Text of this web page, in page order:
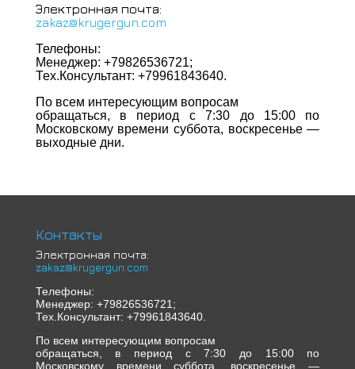
Электронная почта:
zakaz@krugergun.com
Телефоны:
Менеджер: +79826536721;
Тех.Консультант: +79961843640.
По всем интересующим вопросам
обращаться, в период с 7:30 до 15:00 по
Московскому времени суббота, воскресенье —
выходные дни.
Контакты
Электронная почта:
zakaz@krugergun.com
Телефоны:
Менеджер: +79826536721;
Тех.Консультант: +79961843640.
По всем интересующим вопросам
обращаться, в период с 7:30 до 15:00 по
Московскому времени суббота, воскресенье —